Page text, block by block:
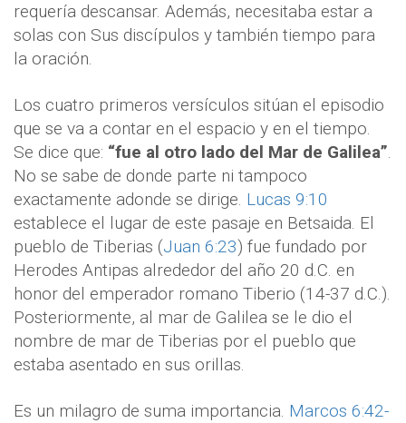
requería descansar. Además, necesitaba estar a
solas con Sus discípulos y también tiempo para
la oración.
Los cuatro primeros versículos sitúan el episodio
que se va a contar en el espacio y en el tiempo.
Se dice que: “fue al otro lado del Mar de Galilea”.
No se sabe de donde parte ni tampoco
exactamente adonde se dirige. Lucas 9:10
establece el lugar de este pasaje en Betsaida. El
pueblo de Tiberias (Juan 6:23) fue fundado por
Herodes Antipas alrededor del año 20 d.C. en
honor del emperador romano Tiberio (14-37 d.C.).
Posteriormente, al mar de Galilea se le dio el
nombre de mar de Tiberias por el pueblo que
estaba asentado en sus orillas.
Es un milagro de suma importancia. Marcos 6:42-